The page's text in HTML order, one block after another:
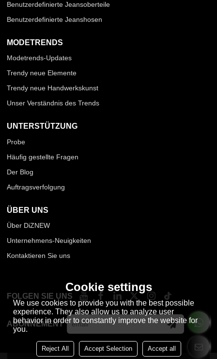
Benutzerdefinierte Jeansoberteile
Benutzerdefinierte Jeanshosen
MODETRENDS
Modetrends-Updates
Trendy neue Elemente
Trendy neue Handwerkskunst
Unser Verständnis des Trends
UNTERSTÜTZUNG
Probe
Häufig gestellte Fragen
Der Blog
Auftragsverfolgung
ÜBER UNS
Über DiZNEW
Unternehmens-Neuigkeiten
Kontaktieren Sie uns
FOLGEN SIE UNS
ABONNEMENT
Cookie settings
We use cookies to provide you with the best possible
experience. They also allow us to analyze user
behavior in order to constantly improve the website for
you.
Reject All Accept Selection Accept all